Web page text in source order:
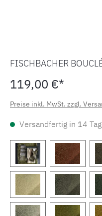
FISCHBACHER
119,00 €*
Preise inkl. MwSt. zzgl.
Versandfertig in 14